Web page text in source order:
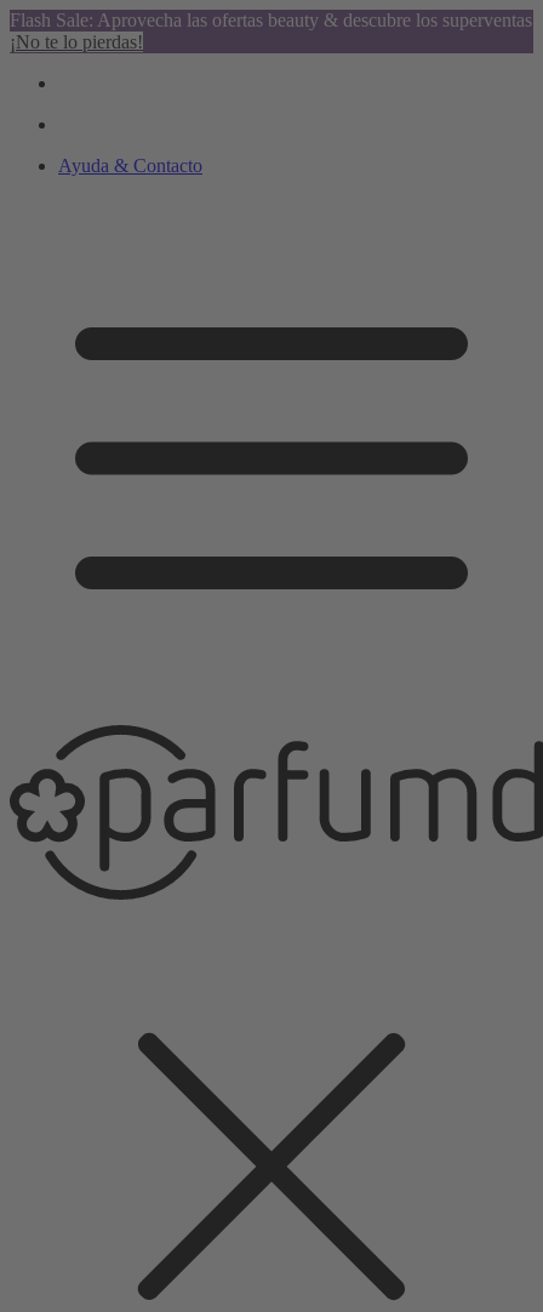
Flash Sale: Aprovecha las ofertas beauty & descubre los superventas
¡No te lo pierdas!
Ayuda & Contacto